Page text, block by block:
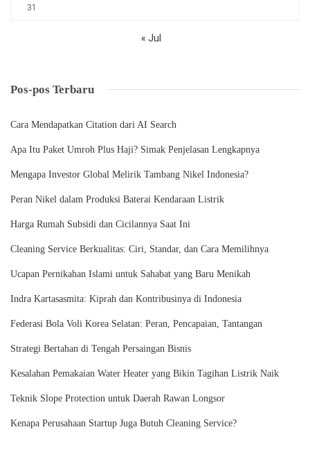
31
« Jul
Pos-pos Terbaru
Cara Mendapatkan Citation dari AI Search
Apa Itu Paket Umroh Plus Haji? Simak Penjelasan Lengkapnya
Mengapa Investor Global Melirik Tambang Nikel Indonesia?
Peran Nikel dalam Produksi Baterai Kendaraan Listrik
Harga Rumah Subsidi dan Cicilannya Saat Ini
Cleaning Service Berkualitas: Ciri, Standar, dan Cara Memilihnya
Ucapan Pernikahan Islami untuk Sahabat yang Baru Menikah
Indra Kartasasmita: Kiprah dan Kontribusinya di Indonesia
Federasi Bola Voli Korea Selatan: Peran, Pencapaian, Tantangan
Strategi Bertahan di Tengah Persaingan Bisnis
Kesalahan Pemakaian Water Heater yang Bikin Tagihan Listrik Naik
Teknik Slope Protection untuk Daerah Rawan Longsor
Kenapa Perusahaan Startup Juga Butuh Cleaning Service?